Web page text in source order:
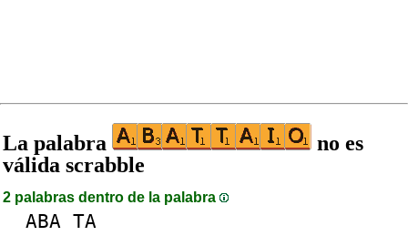
La palabra
no es
válida scrabble
2 palabras dentro de la palabra
ABA TA